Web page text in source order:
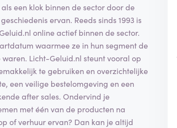
een klok binnen de sector door de
ervan. Reeds sinds 1993 is
online actief binnen de sector.
waarmee ze in hun segment de
waren. Licht-Geluid.nl steunt vooral op
te gebruiken en overzichtelijke
een veilige bestelomgeving en een
after sales. Ondervind je
met één van de producten na
of verhuur ervan? Dan kan je altijd